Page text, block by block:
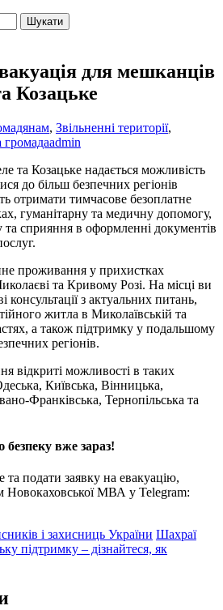
для мешканців
Козацьке
, Звільненні території,
громадаadmin
та Козацьке надається можливість
до більш безпечних регіонів
отримати тимчасове безоплатне
гуманітарну та медичну допомогу,
та сприяння в оформленні документів
проживання у прихистках
та Кривому Розі. На місці ви
консультації з актуальних питань,
житла в Миколаївській та
а також підтримку у подальшому
регіонів.
відкриті можливості в таких
Київська, Вінницька,
Франківська, Тернопільська та
вже зараз!
подати заявку на евакуацію,
Новокаховської МВА у Telegram:
і захисниць України Шахраї
підтримку – дізнайтеся, як